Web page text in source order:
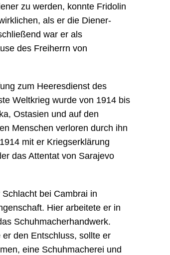
zu werden, konnte Fridolin
als er die Diener-
war er als
des Freiherrn von
zum Heeresdienst des
Weltkrieg wurde von 1914 bis
Ostasien und auf den
Menschen verloren durch ihn
mit er Kriegserklärung
das Attentat von Sarajevo
bei Cambrai in
Hier arbeitete er in
Schuhmacherhandwerk.
den Entschluss, sollte er
eine Schuhmacherei und